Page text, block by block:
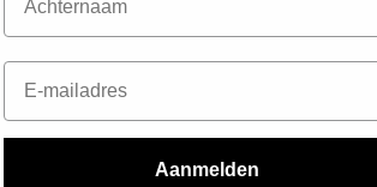
Aanmelden